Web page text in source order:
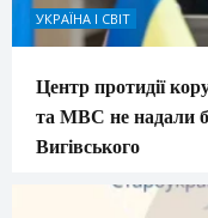
УКРАЇНА І СВІТ
Центр протидії
та МВС не надали
Вигівського